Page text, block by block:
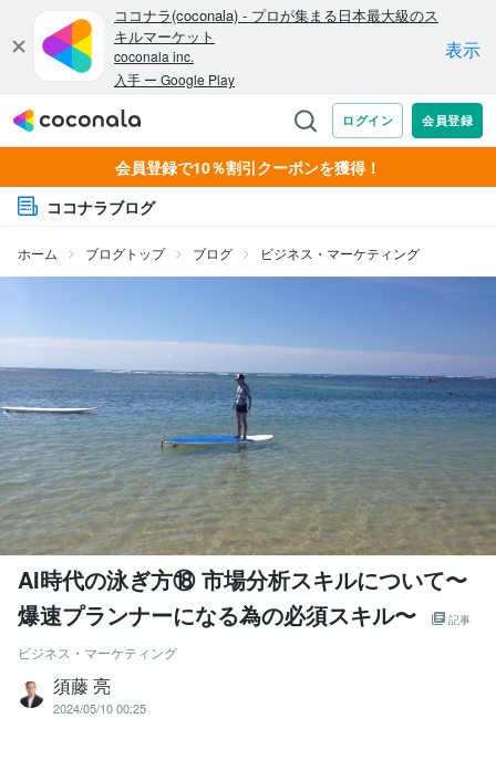
会員登録で10％割引クーポンを獲得！
ココナラブログ
ホーム ブログトップ ブログ ビジネス・マーケティング
AI時代の泳ぎ方⑱ 市場分析スキルについて〜
爆速プランナーになる為の必須スキル〜
記事
ビジネス・マーケティング
須藤 亮
2024/05/10 00:25